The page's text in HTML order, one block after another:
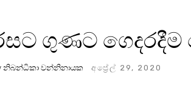
ගුණට ගෙදරදීම
නිබන්ධිකා වන්නිනායක අප්‍රේල් 29, 2020